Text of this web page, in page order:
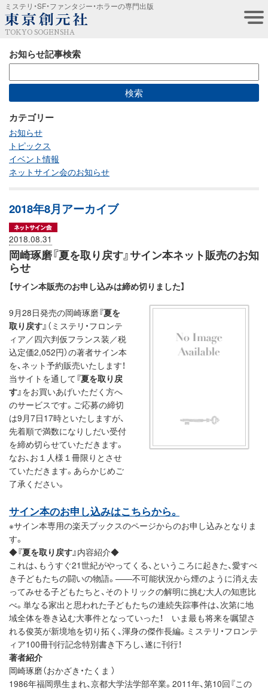
ミステリ・SF・ファンタジー・ホラーの専門出版
TOKYO SOGENSHA
お知らせ記事検索
カテゴリー
お知らせ
トピックス
イベント情報
ネットサイン会のお知らせ
2018年8月アーカイブ
2018.08.31
岡崎琢磨『夏を取り戻す』サイン本ネット販売のお知
らせ
【サイン本販売のお申し込みは締め切りました】
9月28日発売の岡崎琢磨『夏を
取り戻す』 （ミステリ・フロンテ
ィア／四六判仮フランス装／税
込定価2,052円）の著者サイン本
を、ネット予約販売いたします！
当サイトを通して『夏を取り戻
す』をお買いあげいただく方へ
のサービスです。ご応募の締切
は9月7日17時といたしますが、
先着順で満数になりしだい受付
を締め切らせていただきます。
なお、お１人様１冊限りとさせ
ていただきます。あらかじめご
了承ください。
サイン本のお申し込みはこちらから。
※サイン本専用の楽天ブックスのページからのお申し込みとなりま
す。
◆『夏を取り戻す』内容紹介◆
これは、もうすぐ21世紀がやってくる、というころに起きた、愛すべ
き子どもたちの闘いの物語。――不可能状況から煙のように消え去
ってみせる子どもたちと、そのトリックの解明に挑む大人の知恵比
べ。単なる家出と思われた子どもたちの連続失踪事件は、次第に地
域全体を巻き込む大事件となっていった！ いま最も将来を嘱望さ
れる俊英が新境地を切り拓く、渾身の傑作長編。ミステリ・フロンテ
ィア100冊刊行記念特別書き下ろし、遂に刊行！
著者紹介
岡崎琢磨（おかざき・たくま ）
1986年福岡県生まれ、京都大学法学部卒業。2011年、第10回『この